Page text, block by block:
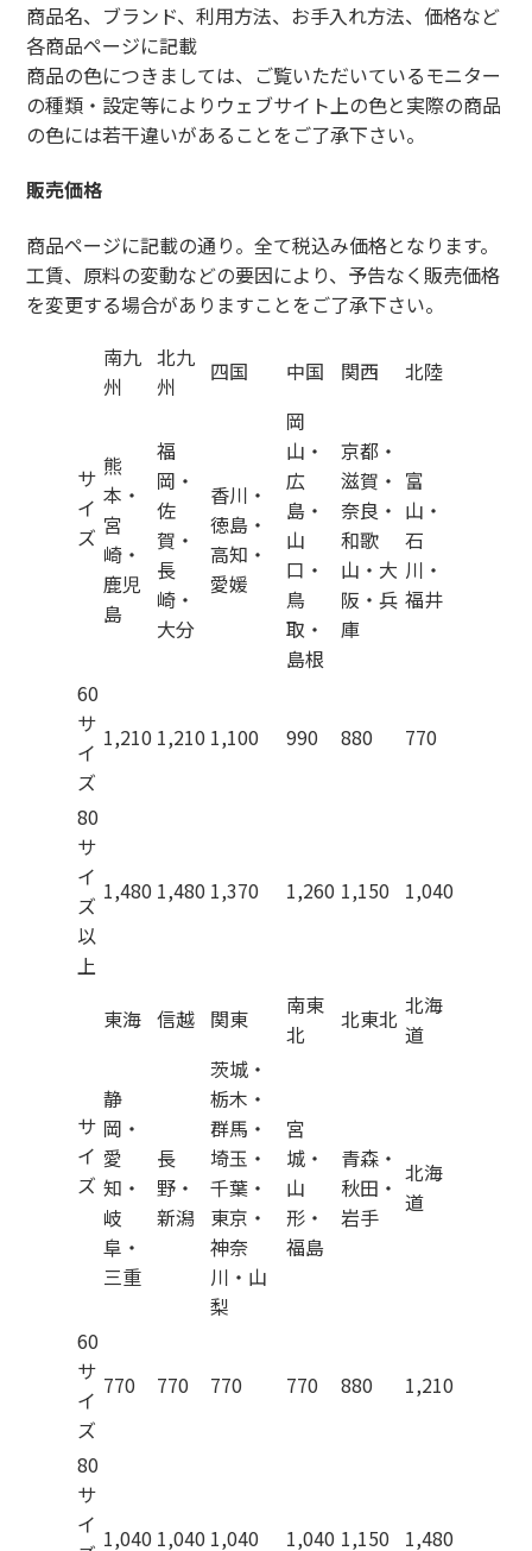
商品名、ブランド、利用方法、お手入れ方法、価格など
各商品ページに記載
商品の色につきましては、ご覧いただいているモニター
の種類・設定等によりウェブサイト上の色と実際の商品
の色には若干違いがあることをご了承下さい。
販売価格
商品ページに記載の通り。全て税込み価格となります。
工賃、原料の変動などの要因により、予告なく販売価格
を変更する場合がありますことをご了承下さい。
サ
イ
ズ
南九
州
北九
州
四国 中国 関西 北陸
熊
本・
宮
崎・
鹿児
島
福
岡・
佐
賀・
長
崎・
大分
香川・
徳島・
高知・
愛媛
岡
山・
広
島・
山
口・
鳥
取・
島根
京都・
滋賀・
奈良・
和歌
山・大
阪・兵
庫
富
山・
石
川・
福井
60
サ
イ
ズ
1,210 1,210 1,100 990 880 770
80
サ
イ
ズ
以
上
1,480 1,480 1,370 1,260 1,150 1,040
サ
イ
ズ
東海 信越 関東
南東
北
北東北 北海
道
静
岡・
愛
知・
岐
阜・
三重
長
野・
新潟
茨城・
栃木・
群馬・
埼玉・
千葉・
東京・
神奈
川・山
梨
宮
城・
山
形・
福島
青森・
秋田・
岩手
北海
道
60
サ
イ
ズ
770 770 770 770 880 1,210
80
サ
イ 1,040 1,040 1,040 1,040 1,150 1,480